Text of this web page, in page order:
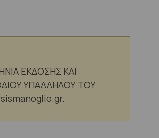
ΕΚΔΟΣΗΣ ΚΑΙ
ΥΠΑΛΛΗΛΟΥ ΤΟΥ
.